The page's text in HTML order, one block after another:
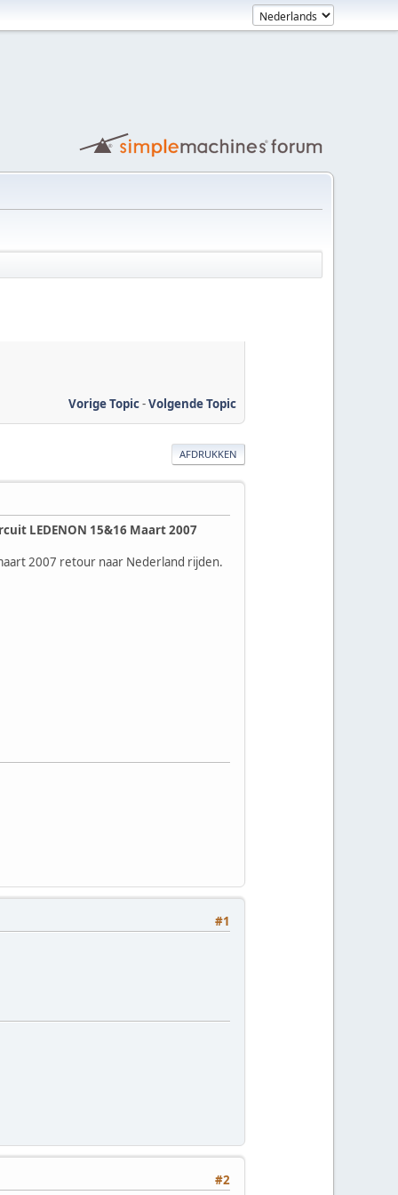
Vorige Topic-Volgende Topic
AFDRUKKEN
LEDENON 15&16 Maart 2007
2007 retour naar Nederland rijden.
#1
#2